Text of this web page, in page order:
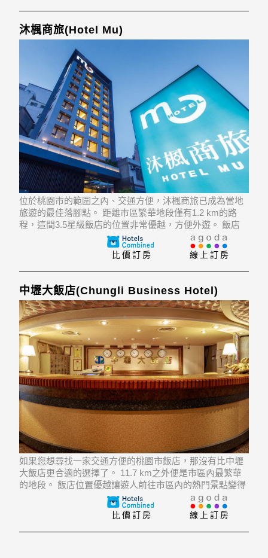
沐楓商旅(Hotel Mu)
位於桃園市的範圍之內、交通方便，沐楓商旅已成為當地
旅遊的最佳落腳點。 距離市區繁華地段僅有1.2 km的路
程，這間3.5星級飯店的位置非常優越，方便外遊。 飯店
位置優越讓遊人前往市區內的熱門景點變得方便快捷。
線上訂房
比價訂房
中壢大飯店(Chungli Business Hotel)
如果您想尋找一家交通方便的桃園市飯店，那沒有比中壢
大飯店更合適的選擇了。 11.7 km之外便是市區內最繁華
的地段。 飯店位置優越讓遊人前往市區內的熱門景點變得
線上訂房
比價訂房